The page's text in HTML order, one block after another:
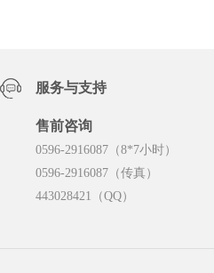
服务与支持
售前咨询
0596-2916087（8*7小时）
0596-2916087（传真）
443028421（QQ）